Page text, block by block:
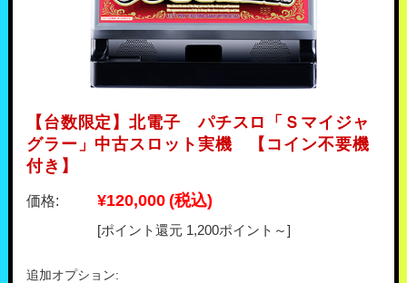
【台数限定】北電子 パチスロ「Ｓマイジャ
グラー」中古スロット実機 【コイン不要機
付き】
価格: ¥120,000(税込)
[ポイント還元 1,200ポイント～]
追加オプション: